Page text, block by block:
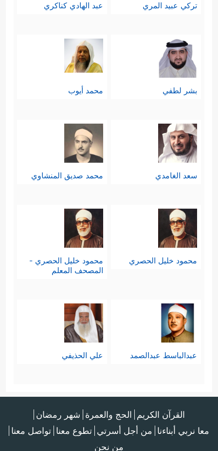
تركي عبيد المري عبد الهادي كناكري
بشر لطفي محمد أيوب
سعد الغامدي محمد صديق المنشاوي
محمود خليل الحصري
محمود خليل الحصري -
المصحف المعلم
عبدالباسط عبدالصمد علي الحذيفي
القرآن الكريم الحج والعمرة شهر رمضان
معا نربي أبناءنا من أجل أسرتي تطوع معنا تواصل معنا
من نحن